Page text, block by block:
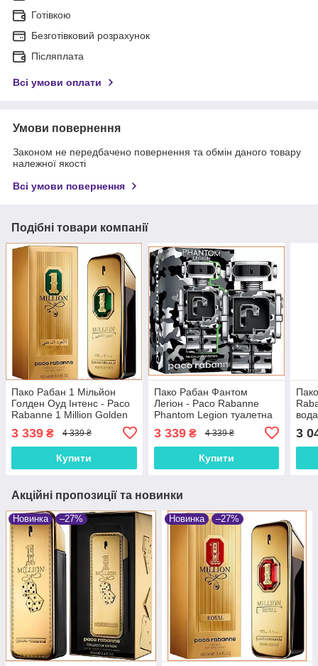
Готівкою
Безготівковий розрахунок
Післяплата
Всі умови оплати
Умови повернення
Законом не передбачено повернення та обмін даного товару
належної якості
Всі умови повернення
Подібні товари компанії
Пако Рабан 1 Мільйон
Голден Оуд Інтенс - Paco
Rabanne 1 Million Golden
Oud Intense парфумована
вода 100 ml
3 339 ₴ 4 339 ₴
Купити
Пако Рабан Фантом
Легіон - Paco Rabanne
Phantom Legion туалетна
3 339₴ 4 339 ₴
Купити
3
Акційні пропозиції та новинки
Новинка –27% Новинка –27%